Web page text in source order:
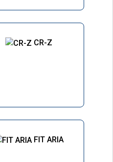
CR-Z
FIT ARIA